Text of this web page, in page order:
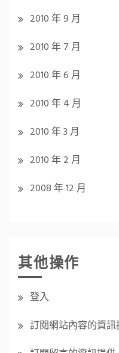
2010 年 9 月
2010 年 7 月
2010 年 6 月
2010 年 4 月
2010 年 3 月
2010 年 2 月
2008 年 12 月
其他操作
登入
訂閱網站內容的資訊